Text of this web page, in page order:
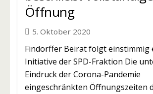
Öffnung
5. Oktober 2020
Findorffer Beirat folgt einstimmig
Initiative der SPD-Fraktion Die
Eindruck der Corona-Pandemie
eingeschränkten Öffnungszeiten